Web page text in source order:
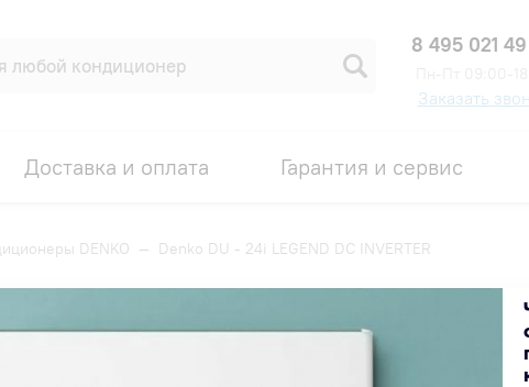
8 495 021
Заказать
Доставка и оплата Гарантия и сервис
DENKO — Denko DU - 24i LEGEND DC INVERTER